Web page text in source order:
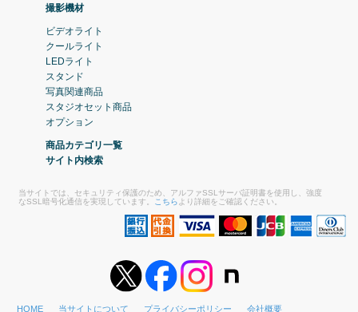
撮影機材
ビデオライト
クールライト
LEDライト
スタンド
写真関連商品
スタジオセット商品
オプション
商品カテゴリ一覧
サイト内検索
当サイトでは、セキュリティ保護のため、アルファSSLサーバ証明書を使用し、強度
なSSL暗号化通信を実現しています。
こちら より詳細をご確認ください。
HOME 当サイトについて プライバシーポリシー 会社概要